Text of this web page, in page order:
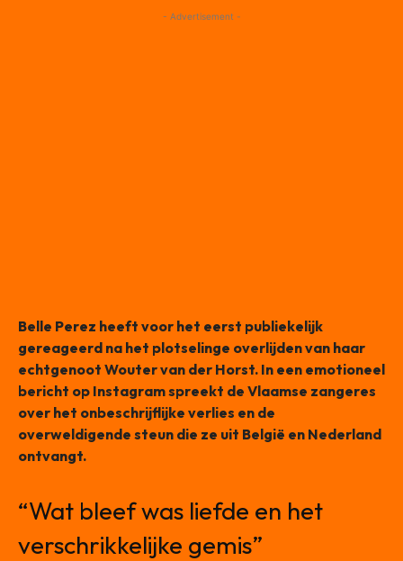
- Advertisement -
Belle Perez heeft voor het eerst publiekelijk
gereageerd na het plotselinge overlijden van haar
echtgenoot Wouter van der Horst. In een emotioneel
bericht op Instagram spreekt de Vlaamse zangeres
over het onbeschrijflijke verlies en de
overweldigende steun die ze uit België en Nederland
ontvangt.
“Wat bleef was liefde en het
verschrikkelijke gemis”